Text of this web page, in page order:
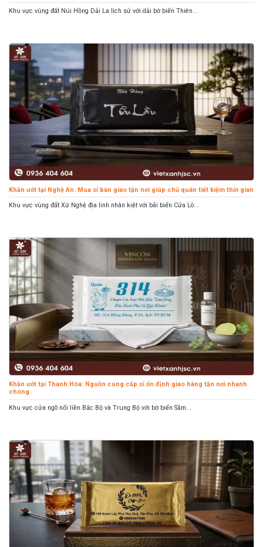
Khu vực vùng đất Núi Hồng Dải La lịch sử với dải bờ biển Thiên...
Khăn ướt tại Nghệ An: Mua sỉ bàn giao tận nơi giúp chủ quán tiết kiệm thời gian
Khu vực vùng đất Xứ Nghệ địa linh nhân kiệt với bãi biển Cửa Lò...
Khăn ướt tại Thanh Hóa: Nguồn cung cấp sỉ ổn định giao hàng tận nơi nhanh
chóng
Khu vực cửa ngõ nối liền Bắc Bộ và Trung Bộ với bờ biển Sầm...